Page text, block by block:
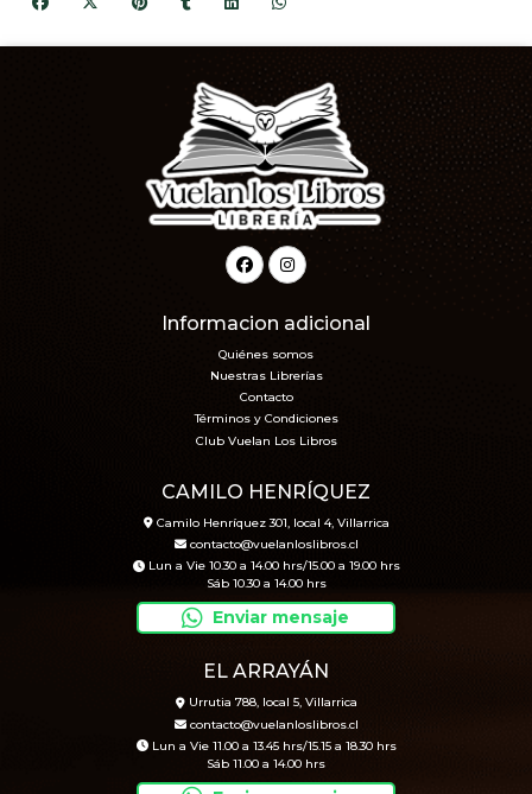
Informacion adicional
Quiénes somos
Nuestras Librerías
Contacto
Términos y Condiciones
Club Vuelan Los Libros
CAMILO HENRÍQUEZ
Camilo Henríquez 301, local 4, Villarrica
contacto@vuelanloslibros.cl
Lun a Vie 10.30 a 14.00 hrs/15.00 a 19.00 hrs
Sáb 10.30 a 14.00 hrs
Enviar mensaje
EL ARRAYÁN
Urrutia 788, local 5, Villarrica
contacto@vuelanloslibros.cl
Lun a Vie 11.00 a 13.45 hrs/15.15 a 18.30 hrs
Sáb 11.00 a 14.00 hrs